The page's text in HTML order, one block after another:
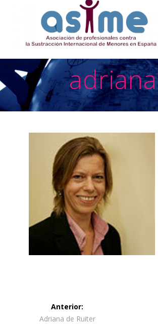
contenido
adriana
Navegación
Anterior:
Entrada
Adriana de Ruiter